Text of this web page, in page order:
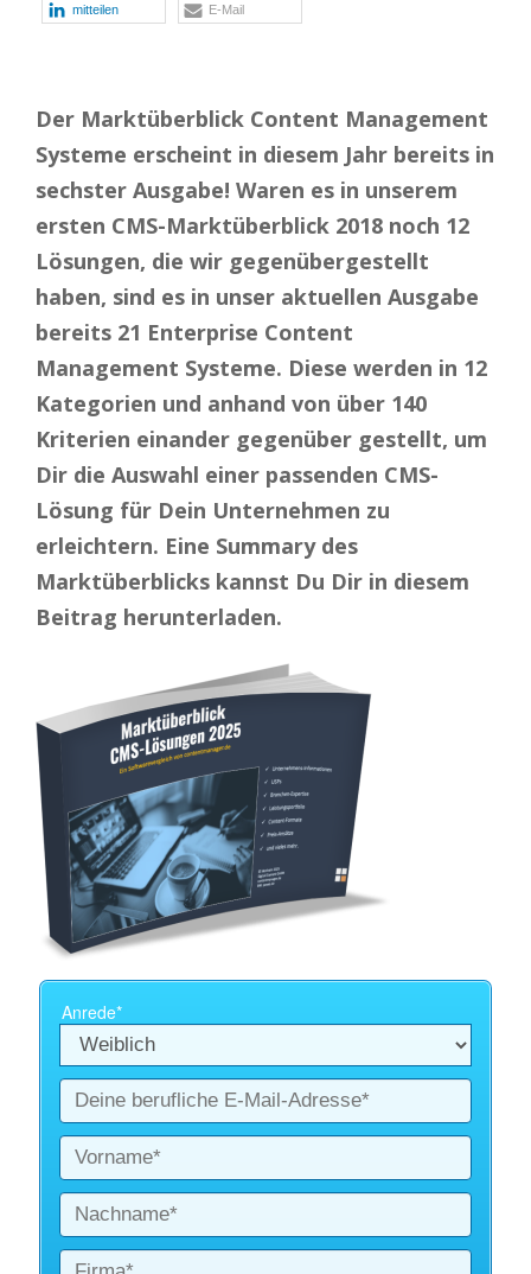
mitteilen E-Mail
Der Marktüberblick Content Management
Systeme erscheint in diesem Jahr bereits in
sechster Ausgabe! Waren es in unserem
ersten CMS-Marktüberblick 2018 noch 12
Lösungen, die wir gegenübergestellt
haben, sind es in unser aktuellen Ausgabe
bereits 21 Enterprise Content
Management Systeme. Diese werden in 12
Kategorien und anhand von über 140
Kriterien einander gegenüber gestellt, um
Dir die Auswahl einer passenden CMS-
Lösung für Dein Unternehmen zu
erleichtern. Eine Summary des
Marktüberblicks kannst Du Dir in diesem
Beitrag herunterladen.